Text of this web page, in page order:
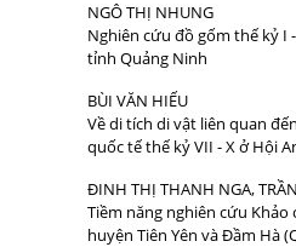
NGÔ THỊ NHUNG
Nghiên cứu đồ gốm thế kỷ I
tỉnh Quảng Ninh
BÙI VĂN HIẾU
Về di tích di vật liên quan
quốc tế thế kỷ VII - X ở Hội
ĐINH THỊ THANH NGA,
Tiềm năng nghiên cứu Khảo
huyện Tiên Yên và Đầm Hà